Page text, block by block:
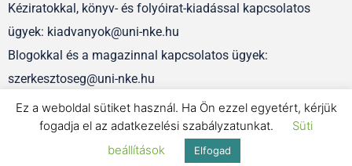
Kéziratokkal, könyv- és folyóirat-kiadással kapcsolatos
ügyek: kiadvanyok@uni-nke.hu
Blogokkal és a magazinnal kapcsolatos ügyek:
szerkesztoseg@uni-nke.hu
IMPRESSZUM
Ez a weboldal sütiket használ. Ha Ön ezzel egyetért, kérjük
fogadja el az adatkezelési szabályzatunkat.
Süti
beállítások
Elfogad